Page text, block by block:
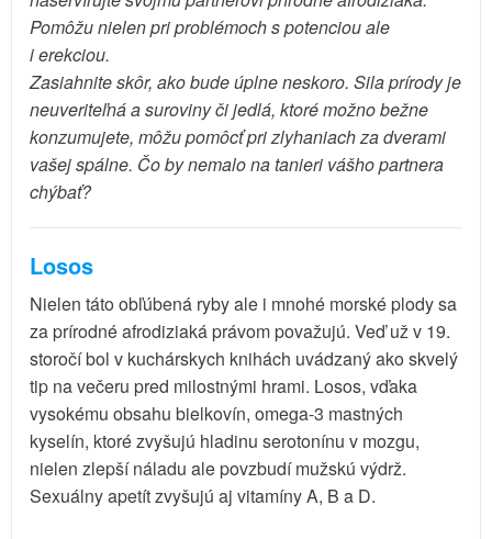
Pomôžu nielen pri problémoch s potenciou ale
i erekciou.
Zasiahnite skôr, ako bude úplne neskoro. Sila prírody je
neuveriteľná a suroviny či jedlá, ktoré možno bežne
konzumujete, môžu pomôcť pri zlyhaniach za dverami
vašej spálne. Čo by nemalo na tanieri vášho partnera
chýbať?
Losos
Nielen táto obľúbená ryby ale i mnohé morské plody sa
za prírodné afrodiziaká právom považujú. Veď už v 19.
storočí bol v kuchárskych knihách uvádzaný ako skvelý
tip na večeru pred milostnými hrami. Losos, vďaka
vysokému obsahu bielkovín, omega-3 mastných
kyselín, ktoré zvyšujú hladinu serotonínu v mozgu,
nielen zlepší náladu ale povzbudí mužskú výdrž.
Sexuálny apetít zvyšujú aj vitamíny A, B a D.